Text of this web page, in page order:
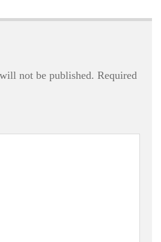
not be published. Required